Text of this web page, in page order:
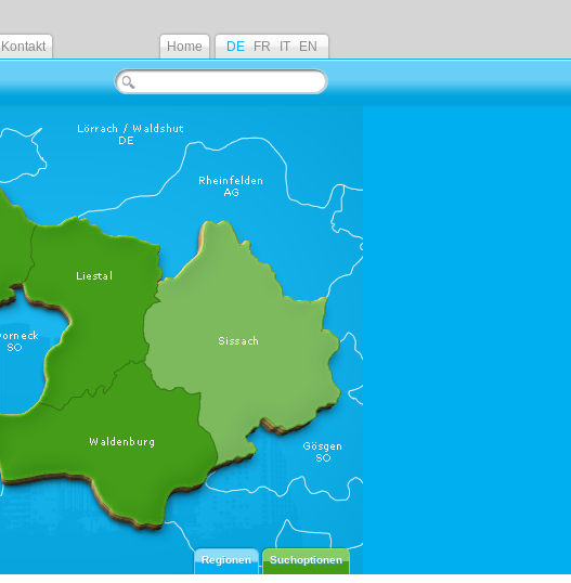
Kontakt Home DE FR IT EN
Suchoptionen
Regionen